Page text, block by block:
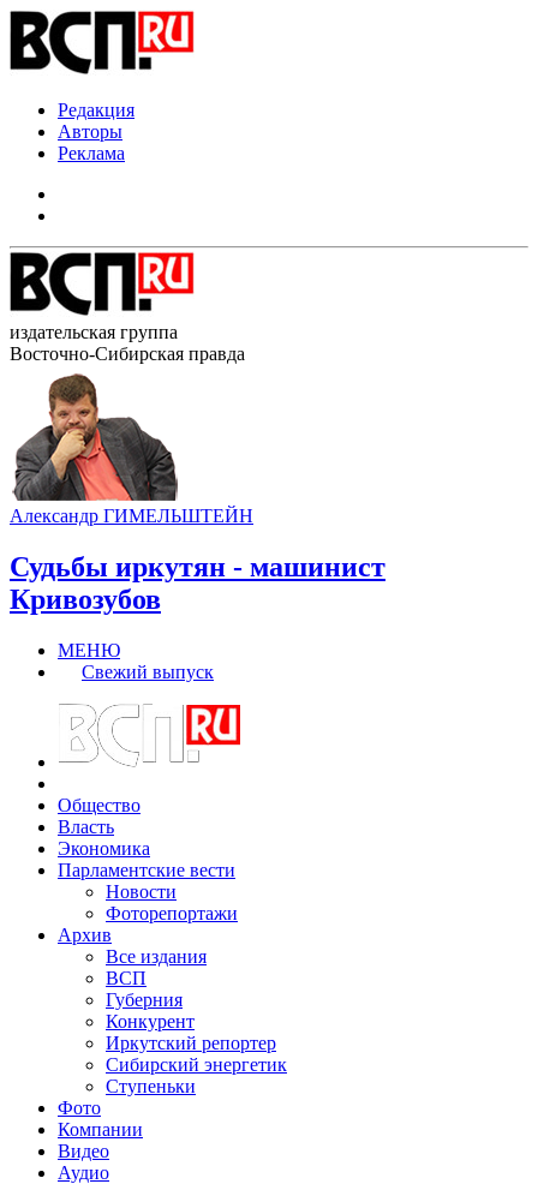
Редакция
Авторы
Реклама
издательская группа
Восточно-Сибирская правда
Александр ГИМЕЛЬШТЕЙН
Судьбы иркутян - машинист
Кривозубов
МЕНЮ
Свежий выпуск
Общество
Власть
Экономика
Парламентские вести
Новости
Фоторепортажи
Архив
Все издания
ВСП
Губерния
Конкурент
Иркутский репортер
Сибирский энергетик
Ступеньки
Фото
Компании
Видео
Аудио